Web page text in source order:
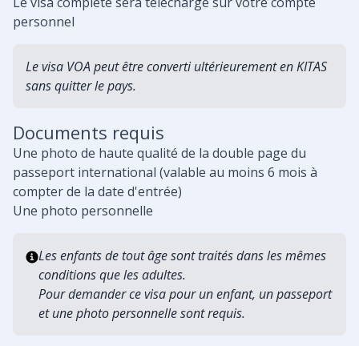
personnel
Le visa VOA peut être converti ultérieurement en KITAS
sans quitter le pays.
Documents requis
Une photo de haute qualité de la double page du
passeport international (valable au moins 6 mois à
compter de la date d'entrée)
Une photo personnelle
Les enfants de tout âge sont traités dans les mêmes
conditions que les adultes.
Pour demander ce visa pour un enfant, un passeport
et une photo personnelle sont requis.